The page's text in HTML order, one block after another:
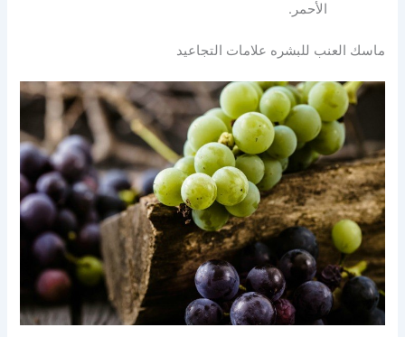
الأحمر.
ماسك العنب للبشره علامات التجاعيد